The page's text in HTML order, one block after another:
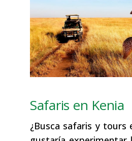
Safaris en Kenia
¿Busca safaris y tours